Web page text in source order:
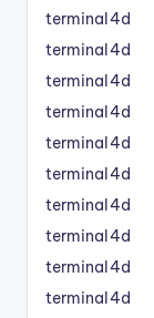
terminal4d
terminal4d
terminal4d
terminal4d
terminal4d
terminal4d
terminal4d
terminal4d
terminal4d
terminal4d